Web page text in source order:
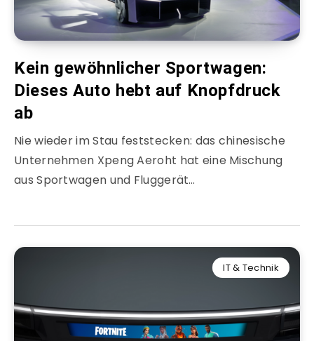
Kein gewöhnlicher Sportwagen:
Dieses Auto hebt auf Knopfdruck
ab
Nie wieder im Stau feststecken: das chinesische
Unternehmen Xpeng Aeroht hat eine Mischung
aus Sportwagen und Fluggerät…
IT & Technik